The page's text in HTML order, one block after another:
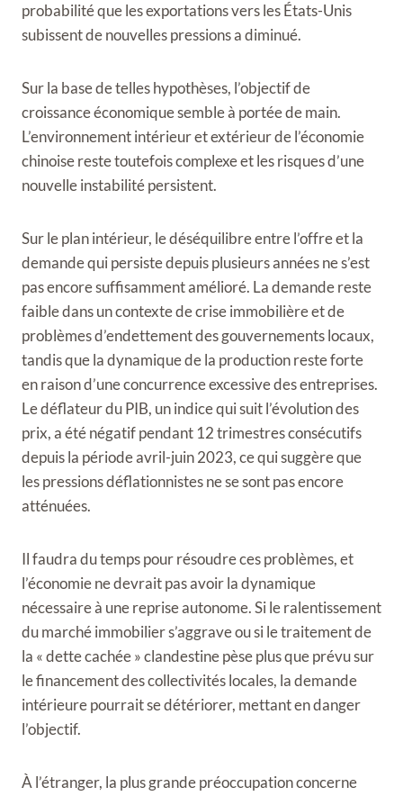
probabilité que les exportations vers les États-Unis
subissent de nouvelles pressions a diminué.
Sur la base de telles hypothèses, l’objectif de
croissance économique semble à portée de main.
L’environnement intérieur et extérieur de l’économie
chinoise reste toutefois complexe et les risques d’une
nouvelle instabilité persistent.
Sur le plan intérieur, le déséquilibre entre l’offre et la
demande qui persiste depuis plusieurs années ne s’est
pas encore suffisamment amélioré. La demande reste
faible dans un contexte de crise immobilière et de
problèmes d’endettement des gouvernements locaux,
tandis que la dynamique de la production reste forte
en raison d’une concurrence excessive des entreprises.
Le déflateur du PIB, un indice qui suit l’évolution des
prix, a été négatif pendant 12 trimestres consécutifs
depuis la période avril-juin 2023, ce qui suggère que
les pressions déflationnistes ne se sont pas encore
atténuées.
Il faudra du temps pour résoudre ces problèmes, et
l’économie ne devrait pas avoir la dynamique
nécessaire à une reprise autonome. Si le ralentissement
du marché immobilier s’aggrave ou si le traitement de
la « dette cachée » clandestine pèse plus que prévu sur
le financement des collectivités locales, la demande
intérieure pourrait se détériorer, mettant en danger
l’objectif.
À l’étranger, la plus grande préoccupation concerne